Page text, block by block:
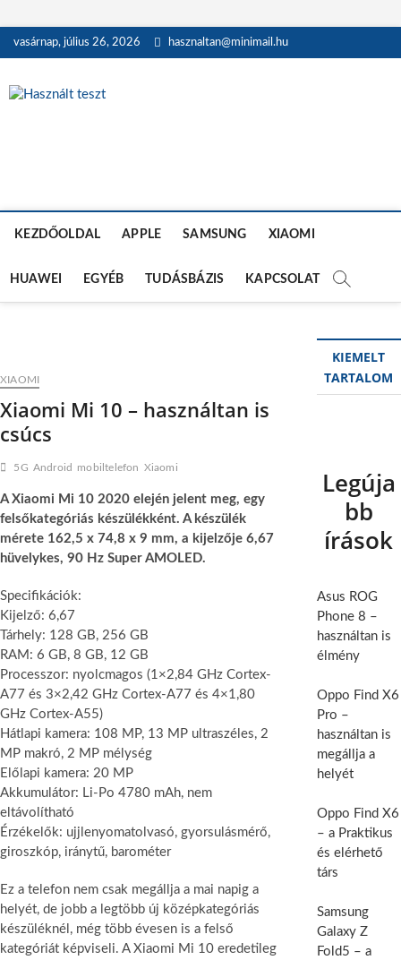
to
vasárnap, július 26, 2026 hasznaltan@minimail.hu
KEZDŐOLDAL APPLE SAMSUNG XIAOMI
HUAWEI EGYÉB TUDÁSBÁZIS KAPCSOLAT
XIAOMI
Xiaomi Mi 10 – használtan is
csúcs
5G Android mobiltelefon Xiaomi
A Xiaomi Mi 10 2020 elején jelent meg, egy
felsőkategóriás készülékként. A készülék
mérete 162,5 x 74,8 x 9 mm, a kijelzője 6,67
hüvelykes, 90 Hz Super AMOLED.
Specifikációk:
Kijelző: 6,67
Tárhely: 128 GB, 256 GB
RAM: 6 GB, 8 GB, 12 GB
Processzor: nyolcmagos (1×2,84 GHz Cortex-
A77 és 3×2,42 GHz Cortex-A77 és 4×1,80
GHz Cortex-A55)
Hátlapi kamera: 108 MP, 13 MP ultraszéles, 2
MP makró, 2 MP mélység
Előlapi kamera: 20 MP
Akkumulátor: Li-Po 4780 mAh, nem
eltávolítható
Érzékelők: ujjlenyomatolvasó, gyorsulásmérő,
giroszkóp, iránytű, barométer
Ez a telefon nem csak megállja a mai napig a
helyét, de jobb a legtöbb új középkategóriás
készüléknél, még több évesen is a felső
kategóriát képviseli. A Xiaomi Mi 10 eredetileg
KIEMELT
TARTALOM
Legúja
bb
írások
Asus ROG
Phone 8 –
használtan is
élmény
Oppo Find X6
Pro –
használtan is
megállja a
helyét
Oppo Find X6
– a Praktikus
és elérhető
társ
Samsung
Galaxy Z
Fold5 – a